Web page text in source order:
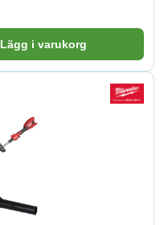
Lägg i varukorg